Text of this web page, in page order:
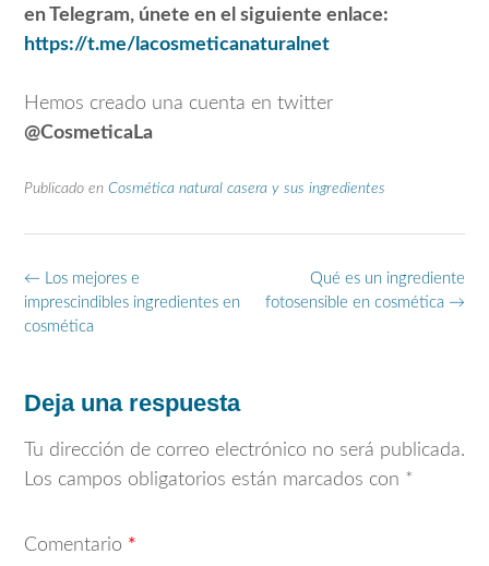
en Telegram, únete en el siguiente enlace:
https://t.me/lacosmeticanaturalnet
Hemos creado una cuenta en twitter
@CosmeticaLa
Publicado en Cosmética natural casera y sus ingredientes
Navegación
de
entradas
Qué es un ingrediente
fotosensible en cosmética →
← Los mejores e
imprescindibles ingredientes en
cosmética
Deja una respuesta
Tu dirección de correo electrónico no será publicada.
Los campos obligatorios están marcados con *
Comentario *